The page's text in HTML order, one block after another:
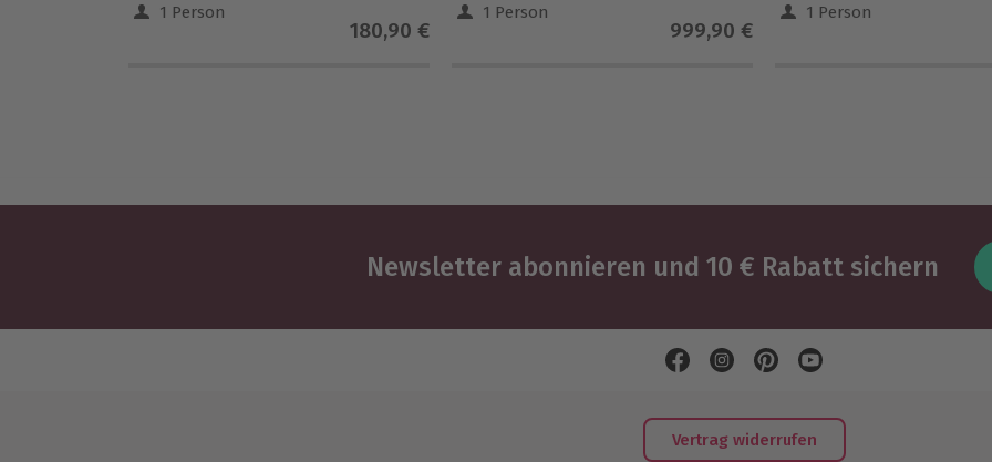
1 Person
180,90 €
1 Person
999,90 €
1 Person
Newsletter abonnieren und 10 € Rabatt sichern
Vertrag widerrufen